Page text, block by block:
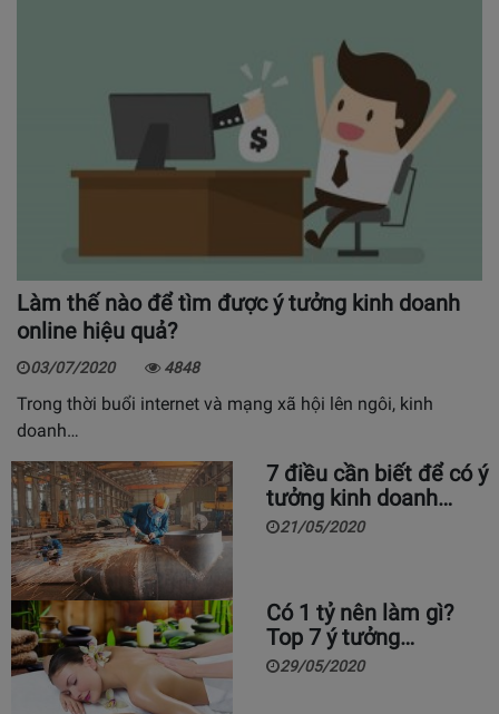
Làm thế nào để tìm được ý tưởng kinh doanh
online hiệu quả?
03/07/2020 4848
Trong thời buổi internet và mạng xã hội lên ngôi, kinh
doanh…
7 điều cần biết để có ý
tưởng kinh doanh…
21/05/2020
Có 1 tỷ nên làm gì?
Top 7 ý tưởng…
29/05/2020